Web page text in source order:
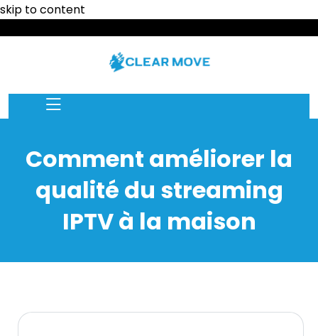
skip to content
Comment améliorer la
qualité du streaming
IPTV à la maison